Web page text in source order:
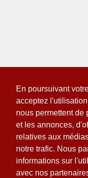
En poursuivant
acceptez
nous permettent de
et les annonces,
relatives aux
notre trafic. Nous
informations sur
avec nos